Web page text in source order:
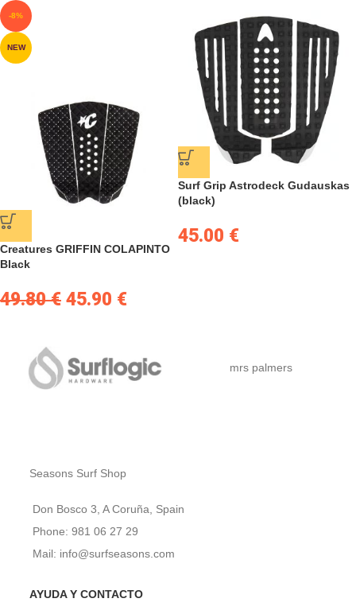
-8%
NEW
Creatures GRIFFIN COLAPINTO
Black
49.80€ 45.90 €
Surf Grip Astrodeck Gudauskas
(black)
45.00 €
mrs palmers
Seasons Surf Shop
Don Bosco 3, A Coruña, Spain
Phone: 981 06 27 29
Mail: info@surfseasons.com
AYUDA Y CONTACTO